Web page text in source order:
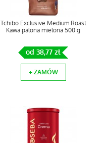
Tchibo Exclusive Medium Roast
Kawa palona mielona 500 g
od 38,77 zł
+ ZAMÓW